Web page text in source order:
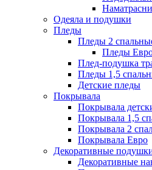
Одеяла и подушки
Пледы
Пледы 2
Пледы
Плед-подушка
Пледы 1,5
Детские пледы
Покрывала
Покрывала
Покрывала 1,5
Покрывала 2
Покрывала Евро
Декоративные
Декоративные